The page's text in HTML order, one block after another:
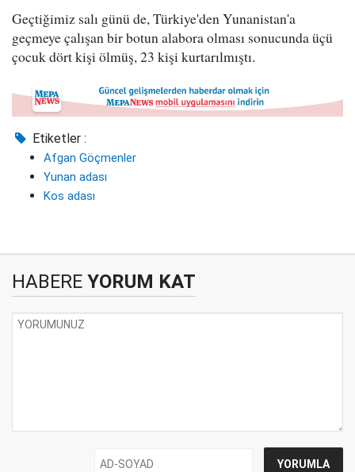
Geçtiğimiz salı günü de, Türkiye'den Yunanistan'a
geçmeye çalışan bir botun alabora olması sonucunda üçü
çocuk dört kişi ölmüş, 23 kişi kurtarılmıştı.
Etiketler :
Afgan Göçmenler
Yunan adası
Kos adası
HABERE YORUM KAT